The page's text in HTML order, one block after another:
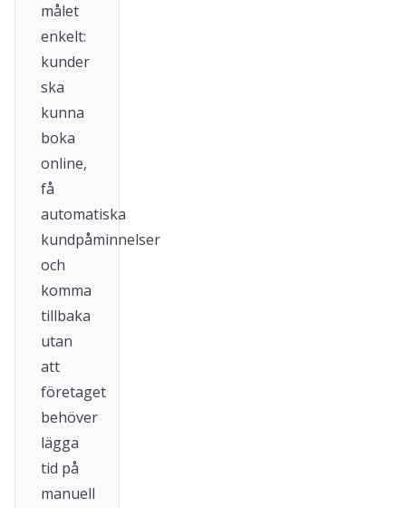
målet
enkelt:
kunder
ska
kunna
boka
online,
få
automatiska
kundpåminnelser
och
komma
tillbaka
utan
att
företaget
behöver
lägga
tid på
manuell